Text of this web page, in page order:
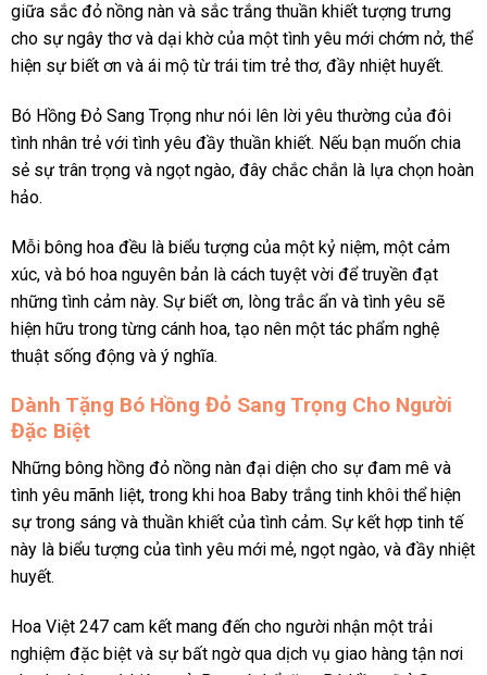
giữa sắc đỏ nồng nàn và sắc trắng thuần khiết tượng trưng
cho sự ngây thơ và dại khờ của một tình yêu mới chớm nở, thể
hiện sự biết ơn và ái mộ từ trái tim trẻ thơ, đầy nhiệt huyết.
Bó Hồng Đỏ Sang Trọng như nói lên lời yêu thường của đôi
tình nhân trẻ với tình yêu đầy thuần khiết. Nếu bạn muốn chia
sẻ sự trân trọng và ngọt ngào, đây chắc chắn là lựa chọn hoàn
hảo.
Mỗi bông hoa đều là biểu tượng của một kỷ niệm, một cảm
xúc, và bó hoa nguyên bản là cách tuyệt vời để truyền đạt
những tình cảm này. Sự biết ơn, lòng trắc ẩn và tình yêu sẽ
hiện hữu trong từng cánh hoa, tạo nên một tác phẩm nghệ
thuật sống động và ý nghĩa.
Dành Tặng Bó Hồng Đỏ Sang Trọng Cho Người
Đặc Biệt
Những bông hồng đỏ nồng nàn đại diện cho sự đam mê và
tình yêu mãnh liệt, trong khi hoa Baby trắng tinh khôi thể hiện
sự trong sáng và thuần khiết của tình cảm. Sự kết hợp tinh tế
này là biểu tượng của tình yêu mới mẻ, ngọt ngào, và đầy nhiệt
huyết.
Hoa Việt 247 cam kết mang đến cho người nhận một trải
nghiệm đặc biệt và sự bất ngờ qua dịch vụ giao hàng tận nơi